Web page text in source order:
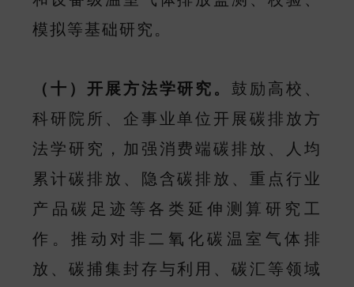
模拟等基础研究。
（十）开展方法学研究。鼓励高校、
科研院所、企事业单位开展碳排放方
法学研究，加强消费端碳排放、人均
累计碳排放、隐含碳排放、重点行业
产品碳足迹等各类延伸测算研究工
作。推动对非二氧化碳温室气体排
放、碳捕集封存与利用、碳汇等领域